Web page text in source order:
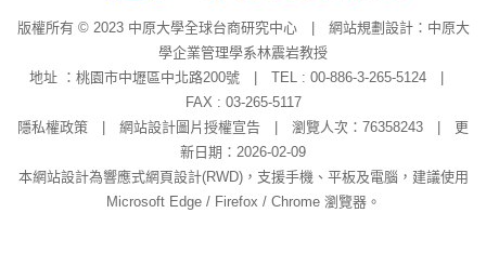
版權所有 © 2023 中原大學全球台商研究中心 | 網站規劃設計：中原大
學企業管理學系林震岩教授
地址 ：桃園市中壢區中北路200號 | TEL : 00-886-3-265-5124 |
FAX : 03-265-5117
隱私權政策 | 網站設計圖片授權宣告 | 瀏覽人次：76358243 | 更
新日期：2026-02-09
本網站設計為響應式網頁設計(RWD)，支援手機、平板及電腦，建議使用
Microsoft Edge / Firefox / Chrome 瀏覽器。